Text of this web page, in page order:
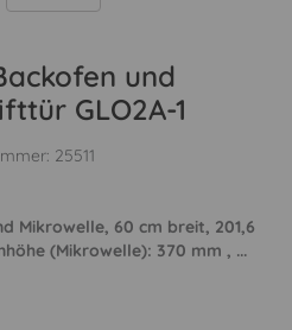
und
GLO2A-1
25511
Mikrowelle, 60 cm breit, 201,6
(Mikrowelle): 370 mm , ...